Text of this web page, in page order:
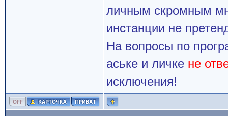
личным скромным
инстанции не
На вопросы по
аське и личке не
исключения!